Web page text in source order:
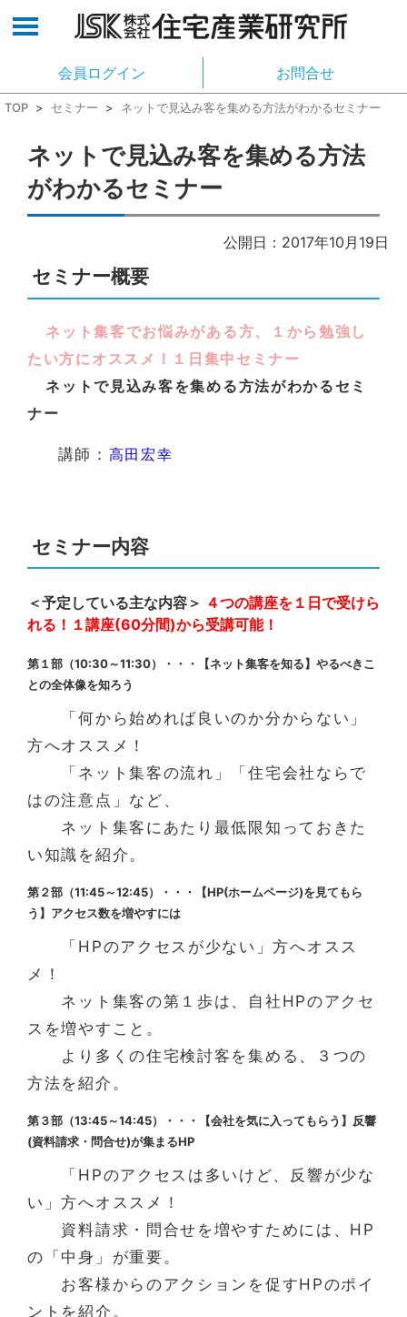
会員ログイン お問合せ
TOP > セミナー > ネットで見込み客を集める方法がわかるセミナー
ネットで見込み客を集める方法
がわかるセミナー
公開日：2017年10月19日
セミナー概要
ネット集客でお悩みがある方、１から勉強し
たい方にオススメ！１日集中セミナー
ネットで見込み客を集める方法がわかるセミ
ナー
講師： 高田宏幸
セミナー内容
＜予定している主な内容＞ ４つの講座を１日で受けら
れる！１講座(60分間)から受講可能！
第１部（10:30～11:30）・・・【ネット集客を知る】やるべきこ
との全体像を知ろう
「何から始めれば良いのか分からない」
方へオススメ！
「ネット集客の流れ」「住宅会社ならで
はの注意点」など、
ネット集客にあたり最低限知っておきた
い知識を紹介。
第２部（11:45～12:45）・・・【HP(ホームページ)を見てもら
う】アクセス数を増やすには
「HPのアクセスが少ない」方へオスス
メ！
ネット集客の第１歩は、自社HPのアクセ
スを増やすこと。
より多くの住宅検討客を集める、３つの
方法を紹介。
第３部（13:45～14:45）・・・【会社を気に入ってもらう】反響
(資料請求・問合せ)が集まるHP
「HPのアクセスは多いけど、反響が少な
い」方へオススメ！
資料請求・問合せを増やすためには、HP
の「中身」が重要。
お客様からのアクションを促すHPのポイ
ントを紹介。